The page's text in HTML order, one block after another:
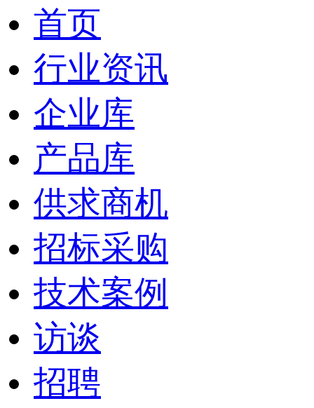
首页
行业资讯
企业库
产品库
供求商机
招标采购
技术案例
访谈
招聘